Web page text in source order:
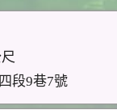
段9巷7號